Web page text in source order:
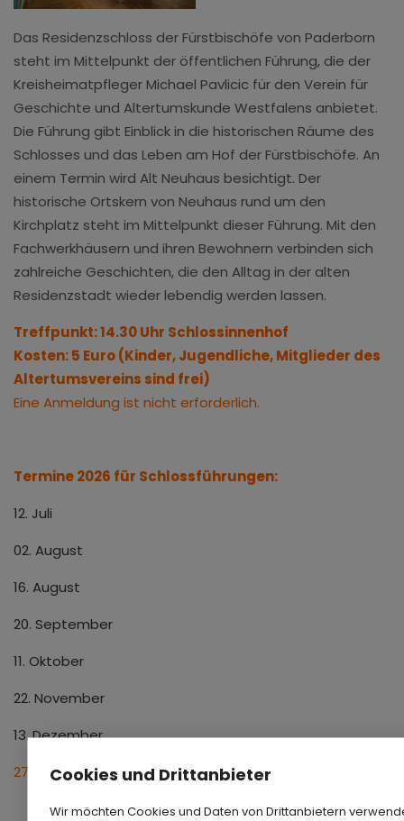
Cookies und Drittanbieter
Wir möchten Cookies und Daten von Drittanbietern
Das Residenzschloss der Fürstbischöfe von Paderborn
steht im Mittelpunkt der öffentlichen Führung, die der
Kreisheimatpfleger Michael Pavlicic für den Verein für
Geschichte und Altertumskunde Westfalens anbietet.
Die Führung gibt Einblick in die historischen Räume des
Schlosses und das Leben am Hof der Fürstbischöfe. An
einem Termin wird Alt Neuhaus besichtigt. Der
historische Ortskern von Neuhaus rund um den
Kirchplatz steht im Mittelpunkt dieser Führung. Mit den
Fachwerkhäusern und ihren Bewohnern verbinden sich
zahlreiche Geschichten, die den Alltag in der alten
Residenzstadt wieder lebendig werden lassen.
Treffpunkt: 14.30 Uhr Schlossinnenhof
Kosten: 5 Euro (Kinder, Jugendliche, Mitglieder des
Altertumsvereins sind frei)
Eine Anmeldung ist nicht erforderlich.
Termine 2026 für Schlossführungen:
12. Juli
02. August
16. August
20. September
11. Oktober
22. November
13. Dezember
27. Dezember